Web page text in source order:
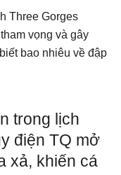
Three Gorges
vọng và gây
bao nhiêu về đập
trong lịch
điện TQ mở
xả, khiến cá